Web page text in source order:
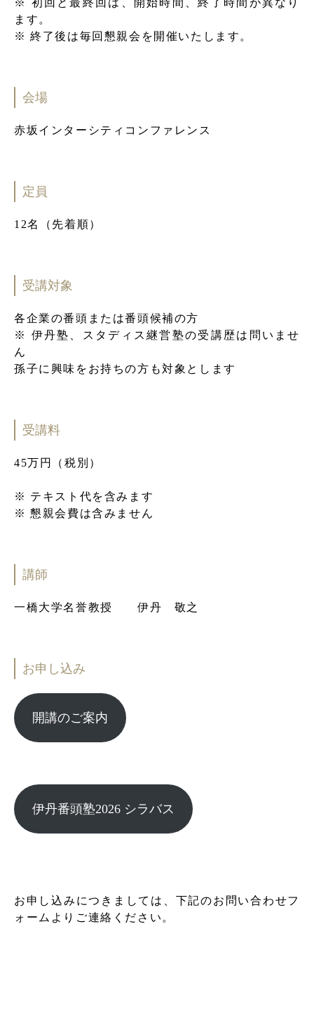
※ 初回と最終回は、開始時間、終了時間が異なり
ます。
※ 終了後は毎回懇親会を開催いたします。
会場
赤坂インターシティコンファレンス
定員
12名（先着順）
受講対象
各企業の番頭または番頭候補の方
※ 伊丹塾、スタディス継営塾の受講歴は問いませ
ん
孫⼦に興味をお持ちの⽅も対象とします
受講料
45万円（税別）
※ テキスト代を含みます
※ 懇親会費は含みません
講師
一橋大学名誉教授 伊丹 敬之
お申し込み
開講のご案内
伊丹番頭塾2026 シラバス
お申し込みにつきましては、下記のお問い合わせフ
ォームよりご連絡ください。